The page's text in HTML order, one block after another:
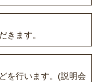
きます。
を行います。(説明会